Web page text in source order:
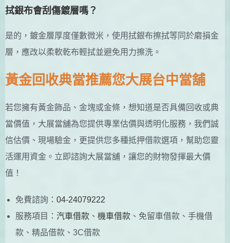
拭銀布會刮傷鍍層嗎？
是的，鍍金層厚度僅數微米，使用拭銀布擦拭等同於磨損金
層，應改以柔軟乾布輕拭並避免用力擦洗。
黃金回收典當推薦您大展台中當舖
若您擁有黃金飾品、金塊或金條，想知道是否具備回收或典
當價值，大展當舖為您提供專業估價與透明化服務，我們誠
信估價、現場驗金，更提供您多種抵押借款選項，幫助您靈
活運用資金。立即諮詢大展當舖，讓您的財物發揮最大價
值！
免費諮詢： 04-24079222
服務項目： 汽車借款 、 機車借款 、免留車借款、手機借
款、精品借款、3C借款